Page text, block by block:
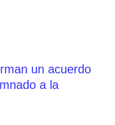
un acuerdo
a la